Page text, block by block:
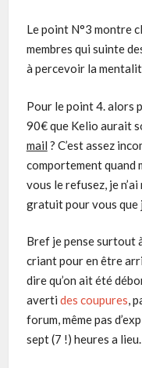
Le point N°3 montre
membres qui suinte
à percevoir la
Pour le point 4. alors
90€ que Kelio aurait
mail ? C’est assez
comportement quand
vous le refusez, je
gratuit pour vous que
Bref je pense surtout
criant pour en être
dire qu’on ait été
averti des coupures,
forum, même pas
sept (7 !) heures a lieu.